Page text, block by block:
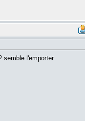
l'emporter.